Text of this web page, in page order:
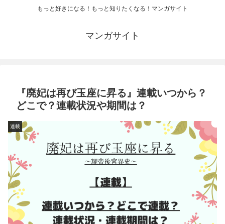
もっと好きになる！もっと知りたくなる！マンガサイト
マンガサイト
『廃妃は再び玉座に昇る』連載いつから？
どこで？連載状況や期間は？
連載